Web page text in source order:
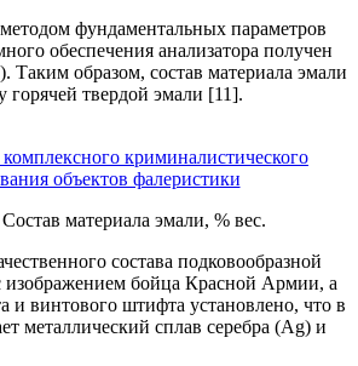
методом фундаментальных параметров
обеспечения анализатора получен
Таким образом, состав материала эмали
горячей твердой эмали [11].
материала эмали, % вес.
состава подковообразной
изображением бойца Красной Армии, а
и винтового штифта установлено, что в
металлический сплав серебра (Ag) и